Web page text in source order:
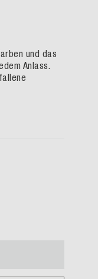
und das
Anlass.